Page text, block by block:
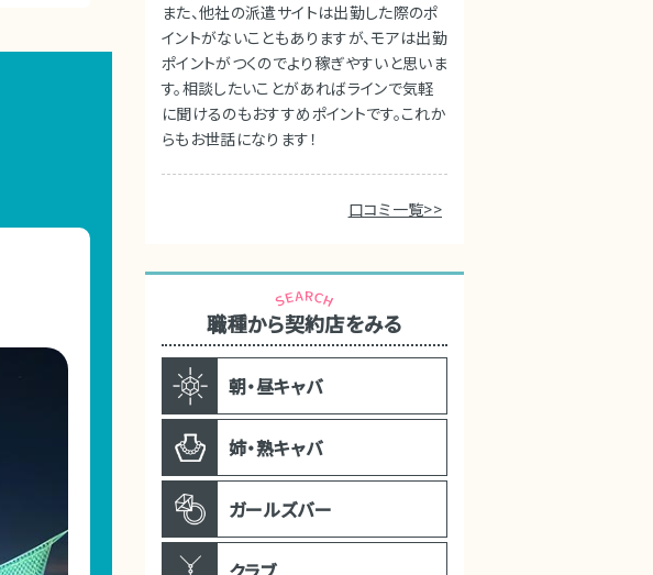
また、他社の派遣サイトは出勤した際のポ
イントがないこともありますが、モアは出勤
ポイントがつくのでより稼ぎやすいと思いま
す。相談したいことがあればラインで気軽
に聞けるのもおすすめポイントです。これか
らもお世話になります！
口コミ一覧>>
職種から契約店をみる
朝・昼キャバ
姉・熟キャバ
ガールズバー